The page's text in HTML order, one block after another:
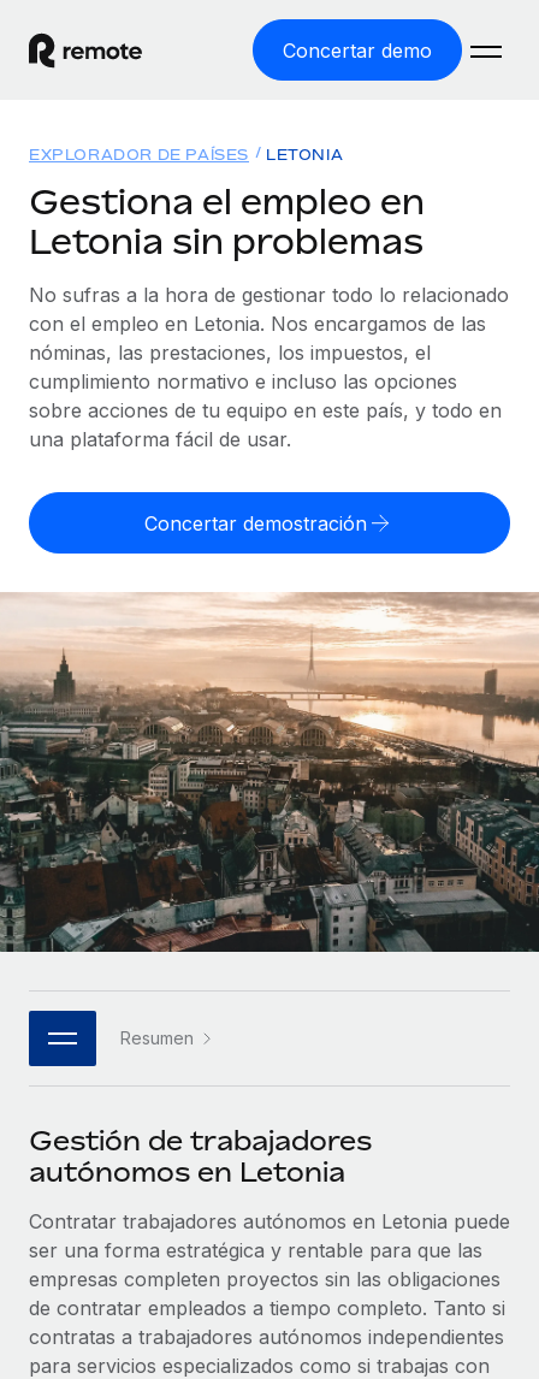
Concertar demo
EMPLEO GLOBAL
Nómina global
Gestiona las nóminas de forma sencilla y conforme a la
legalidad.
Employer of Record
Expándete en todo el mundo sin gastar en entidades.
cumpliendo la normativa.
Integra y gestiona a autónomos globalmente.
PEO
Externaliza tareas laborales complejas.
INFRAESTRUCTURA
Conexión Remote
Integra los RR. HH. en tus flujos de trabajo sin
complicaciones.
Plataforma
Funciones esenciales de RR. HH. integradas para tu
Conectar
Conecta cualquier herramienta de IA con Remote
Optimiza los procesos con herramientas empresariales
esenciales.
SERVICIOS
Pregunta a un experto
Obtén ayuda de gente experta en RR. HH. globales
y cumplimiento normativo.
Soluciones
COBERTURA MUNDIAL
Explorador de países
Consulta el soporte del empleo global según el país.
Explorador estatal de EE. UU.
Simplifica la contratación en todos los estados de EE.
Comparador de Remote
Compáranos con otras empresas.
ETAPAS DE CRECIMIENTO
Soluciones ágiles de RR. HH. globales y nóminas para
empresas en crecimiento.
Mediana empresa
Amplía tu equipo con soluciones de RR. HH.
personalizadas.
Empresa
RR. HH. globales para grandes empresas.
ASOCIARSE
Socios tecnológicos estratégicos
Integra la gestión de los RR. HH. globales en tu
Asociarse
Descubre oportunidades de colaborar con nosotros.
Remote Build Próximamente
Consultoría de integraciones y automatización con IA.
CASOS PRÁCTICOS
Recursos
HERRAMIENTAS Y CALCULADORAS
Calculadora del riesgo de clasificación errónea
Consulta el riesgo de clasificación errónea por país.
cualquier país.
Descubre opciones de divisas y tiempos de pago para
autónomos globales.
APRENDIZAJE CON REMOTE
Guías y recursos
Casos prácticos
Glosario de RR. HH.
Listas de verificación y plantillas
Biblioteca de descripciones de puestos
Webinarios
Información sobre salarios y talento
Obtén ayuda
Consulta todos los recursos
Precios
English
Nederlands
Français
Deutsch
Español
Italiano
Português (Portugal)
日本語
한국어
中文（简体）
EXPLORADOR DE PAÍSES LETONIA
Gestiona el empleo en
Letonia sin problemas
No sufras a la hora de gestionar todo lo relacionado
con el empleo en Letonia. Nos encargamos de las
nóminas, las prestaciones, los impuestos, el
cumplimiento normativo e incluso las opciones
sobre acciones de tu equipo en este país, y todo en
una plataforma fácil de usar.
Concertar demostración
Resumen
Gestión de trabajadores
autónomos en Letonia
Contratar trabajadores autónomos en Letonia puede
ser una forma estratégica y rentable para que las
empresas completen proyectos sin las obligaciones
de contratar empleados a tiempo completo. Tanto si
contratas a trabajadores autónomos independientes
para servicios especializados como si trabajas con